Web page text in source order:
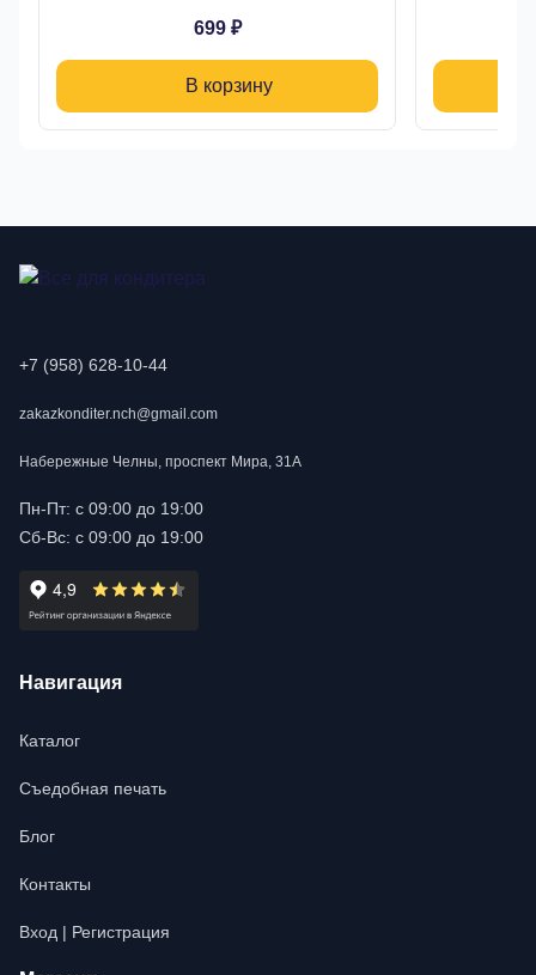
699 ₽
В корзину
+7 (958) 628-10-44
zakazkonditer.nch@gmail.com
Набережные Челны, проспект Мира, 31А
Пн-Пт: с 09:00 до 19:00
Сб-Вс: с 09:00 до 19:00
Навигация
Каталог
Съедобная печать
Блог
Контакты
Вход | Регистрация